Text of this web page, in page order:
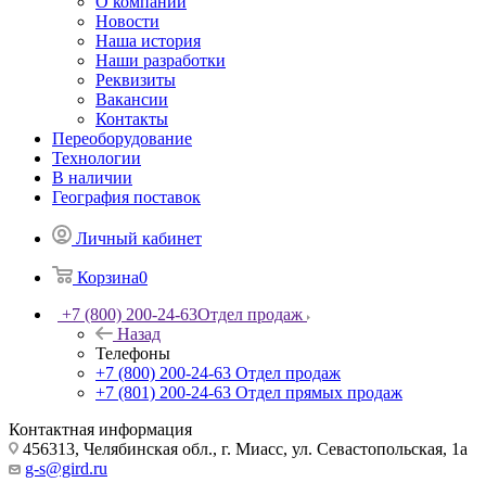
Новости
Наша история
Наши разработки
Реквизиты
Вакансии
Контакты
Переоборудование
Технологии
В наличии
География поставок
Личный кабинет
Корзина0
+7 (800) 200-24-63Отдел продаж
Назад
Телефоны
+7 (800) 200-24-63 Отдел продаж
+7 (801) 200-24-63 Отдел прямых продаж
Контактная информация
456313, Челябинская обл., г. Миасс, ул. Севастопольская, 1а
g-s@gird.ru